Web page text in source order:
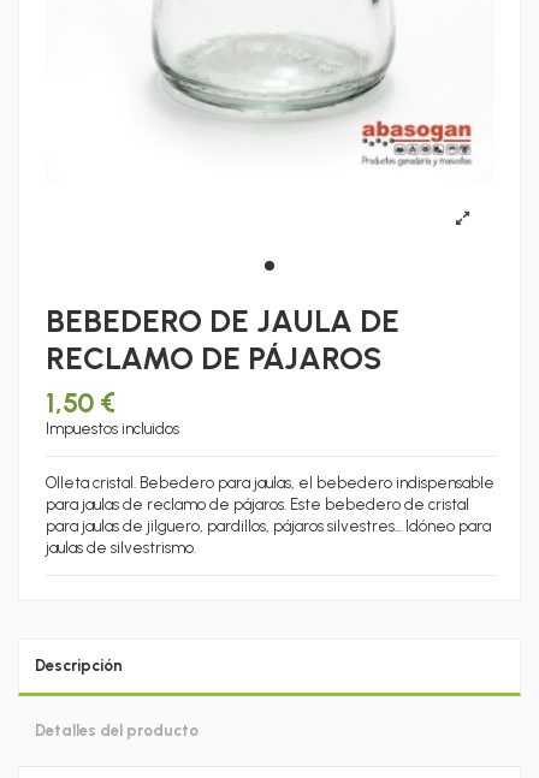
BEBEDERO DE JAULA DE
RECLAMO DE PÁJAROS
1,50 €
Impuestos incluidos
Olleta cristal. Bebedero para jaulas, el bebedero indispensable
para jaulas de reclamo de pájaros. Este bebedero de cristal
para jaulas de jilguero, pardillos, pájaros silvestres... Idóneo para
jaulas de silvestrismo.
Descripción
Detalles del producto